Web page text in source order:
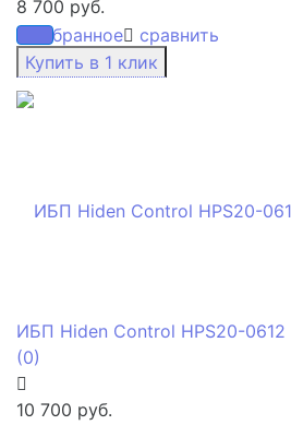
избранное сравнить
8 700 руб.
ИБП Hiden Control HPS20-0612
(0)
10 700 руб.